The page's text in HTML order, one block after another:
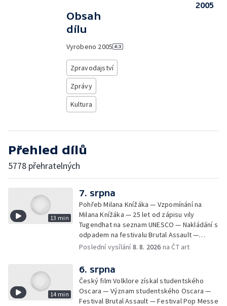
Obsah
dílu
Vyrobeno 2005
Zpravodajství
Zprávy
Kultura
2005
Přehled dílů
5778 přehratelných
13 min
7. srpna
Pohřeb Milana Knížáka — Vzpomínání na
Milana Knížáka — 25 let od zápisu vily
Tugendhat na seznam UNESCO — Nakládání s
odpadem na festivalu Brutal Assault —
Koncert Marka Ztraceného na Letenské pláni
Poslední vysílání8. 8. 2026 na ČT art
14 min
6. srpna
Český film Volklore získal studentského
Oscara — Význam studentského Oscara —
Festival Brutal Assault — Festival Pop Messe